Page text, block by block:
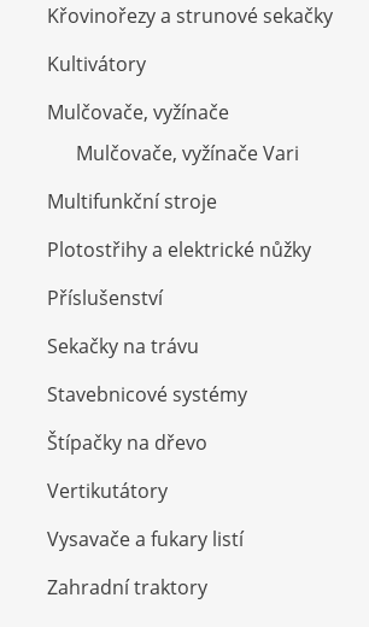
Křovinořezy a strunové sekačky
Kultivátory
Mulčovače, vyžínače
Mulčovače, vyžínače Vari
Multifunkční stroje
Plotostřihy a elektrické nůžky
Příslušenství
Sekačky na trávu
Stavebnicové systémy
Štípačky na dřevo
Vertikutátory
Vysavače a fukary listí
Zahradní traktory